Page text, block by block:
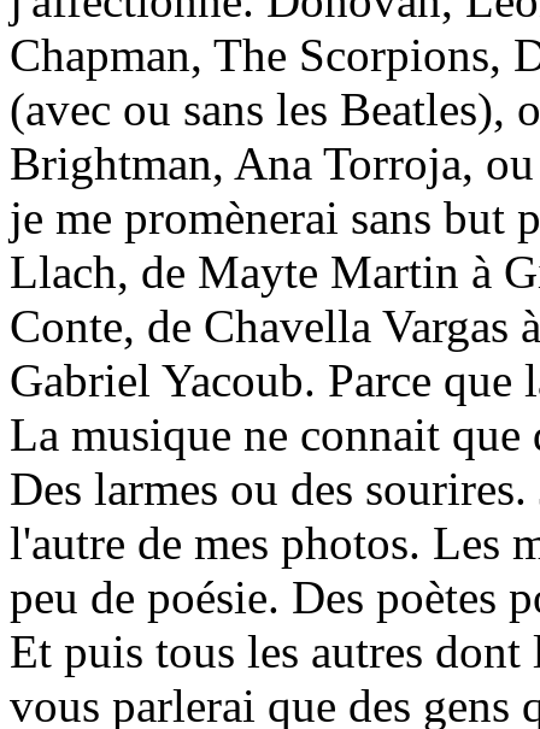
Chapman, The Scorpions,
(avec ou sans les Beatles),
Brightman, Ana Torroja,
je me promènerai sans but
Llach, de Mayte Martin à
Conte, de Chavella Vargas
Gabriel Yacoub. Parce que
La musique ne connait que
Des larmes ou des
l'autre de mes photos. Les
peu de poésie. Des poètes
Et puis tous les autres dont
vous parlerai que des gens